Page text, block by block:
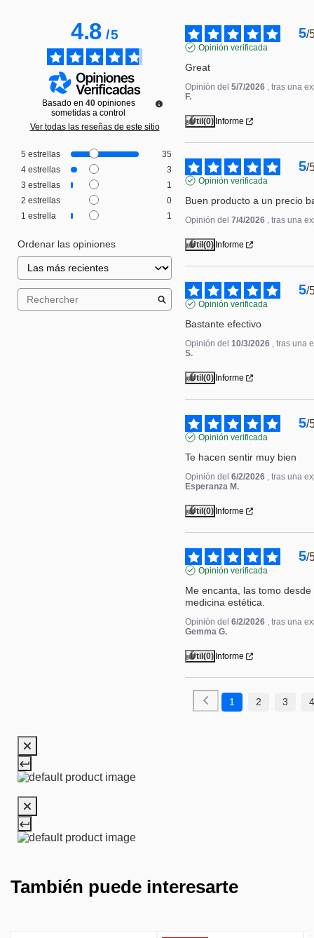
4.8/5
Basado en 40 opiniones
sometidas a control
Ver todas las reseñas de este sitio
5 estrellas
35
4 estrellas
3
3 estrellas
1
2 estrellas
0
1 estrella 1
Ordenar las opiniones
5/
Opinión verificada
Great
Opinión del5/7/2026 , tras una
F.
Útil(0) Informe
5/
Opinión verificada
Buen producto a un precio
Opinión del7/4/2026 , tras una
Útil(0) Informe
5/
Opinión verificada
Bastante efectivo
Opinión del10/3/2026 , tras una
S.
Útil(0) Informe
5/
Opinión verificada
Te hacen sentir muy bien
Opinión del6/2/2026 , tras una
Esperanza M.
Útil(0) Informe
5/
Opinión verificada
Me encanta, las tomo
medicina estética.
Opinión del6/2/2026 , tras una
Gemma G.
Útil(0) Informe
1 2 3
También puede interesarte